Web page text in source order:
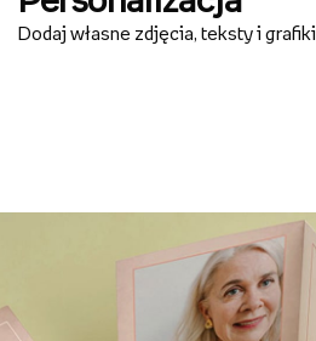
Dodaj własne zdjęcia, teksty i grafiki